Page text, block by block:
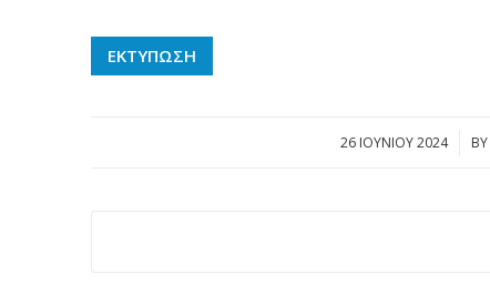
ΕΚΤΥΠΩΣΗ
26 ΙΟΥΝΊΟΥ 2024
/ BY